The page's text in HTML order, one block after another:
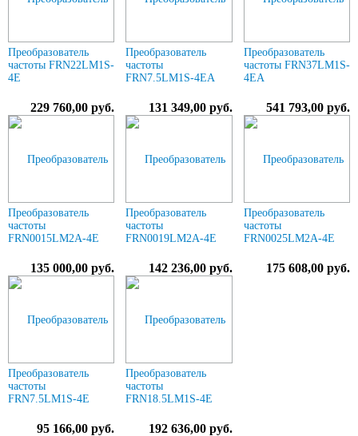
Преобразователь
частоты FRN22LM1S-
4E
229 760,00 руб.
Преобразователь
частоты
FRN7.5LM1S-4EA
131 349,00 руб.
Преобразователь
частоты FRN37LM1S-
4EA
541 793,00 руб.
Преобразователь
частоты
FRN0015LM2A-4E
135 000,00 руб.
Преобразователь
частоты
FRN0019LM2A-4E
142 236,00 руб.
Преобразователь
частоты
FRN0025LM2A-4E
175 608,00 руб.
Преобразователь
частоты
FRN7.5LM1S-4E
95 166,00 руб.
Преобразователь
частоты
FRN18.5LM1S-4E
192 636,00 руб.